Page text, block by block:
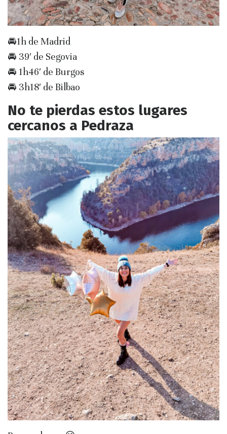
🚘1h de Madrid
🚘 39′ de Segovia
🚘 1h46′ de Burgos
🚘 3h18′ de Bilbao
No te pierdas estos lugares
cercanos a Pedraza